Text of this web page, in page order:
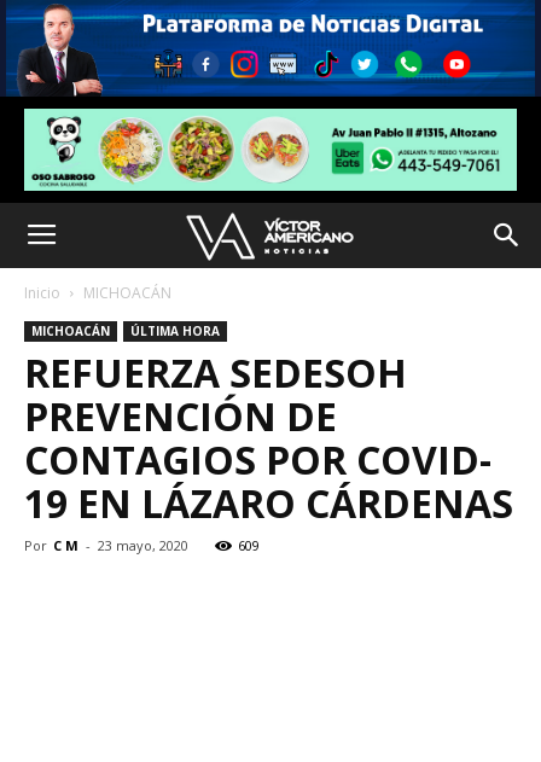
Inicio MICHOACÁN
MICHOACÁN ÚLTIMA HORA
REFUERZA SEDESOH
PREVENCIÓN DE
CONTAGIOS POR COVID-
19 EN LÁZARO CÁRDENAS
Por C M - 23 mayo, 2020 609